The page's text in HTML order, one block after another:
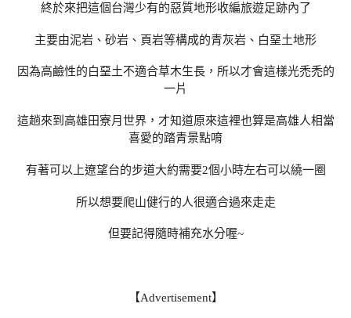
終於來把這個台灣少有的惡質地形收編旅遊足跡內了
主要由泥岩、砂岩、頁岩等構成的青灰岩、白堊土地形
因為高鹼性的白堊土不適合草木生長，所以才會這樣光禿禿的
一片
這趟來到高雄田寮月世界，才知道原來這裡也算是高雄人相當
喜愛的踏青景點唷
有著可以上遼望台的步道大約需要2個小時左右可以繞一圈
所以想要爬山健行的人很適合過來走走
但要記得隨時補充水分喔~
【Advertisement】